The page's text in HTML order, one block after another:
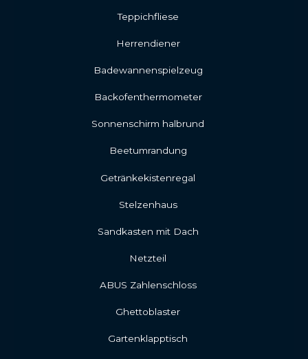
Teppichfliese
Herrendiener
Badewannenspielzeug
Backofenthermometer
Sonnenschirm halbrund
Beetumrandung
Getränkekistenregal
Stelzenhaus
Sandkasten mit Dach
Netzteil
ABUS Zahlenschloss
Ghettoblaster
Gartenklapptisch